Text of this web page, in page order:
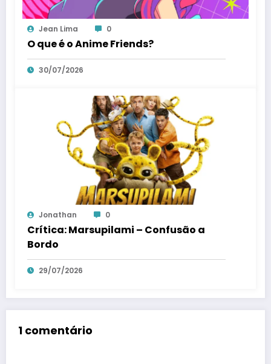
Jean Lima 0
O que é o Anime Friends?
30/07/2026
Jonathan 0
Crítica: Marsupilami – Confusão a
Bordo
29/07/2026
1 comentário